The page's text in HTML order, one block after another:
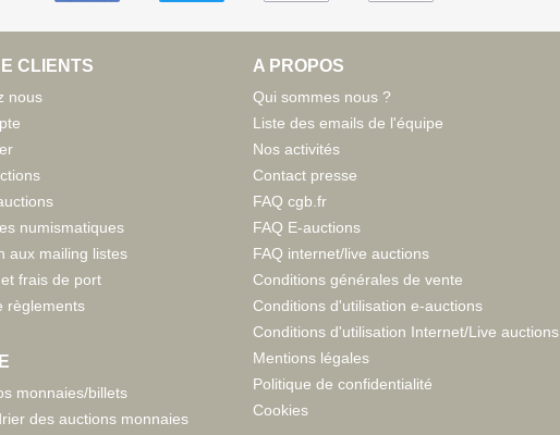
CLIENTS
nous
numismatiques
aux mailing listes
frais de port
règlements
monnaies/billets
des auctions monnaies
A PROPOS
Qui sommes nous ?
Liste des emails de l'équipe
Nos activités
Contact presse
FAQ cgb.fr
FAQ E-auctions
FAQ internet/live auctions
Conditions générales de vente
Conditions d'utilisation e-auctions
Conditions d'utilisation Internet/Live auctions
Mentions légales
Politique de confidentialité
Cookies